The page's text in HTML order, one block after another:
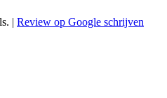
| Review op Google schrijven